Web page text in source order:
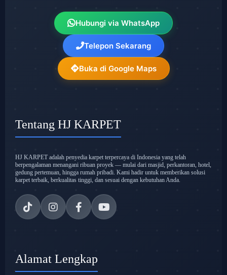
Hubungi via WhatsApp
Telepon Sekarang
Buka di Google Maps
Tentang HJ KARPET
HJ KARPET adalah penyedia karpet terpercaya di Indonesia yang telah
berpengalaman menangani ribuan proyek — mulai dari masjid, perkantoran, hotel,
gedung pertemuan, hingga rumah pribadi. Kami hadir untuk memberikan solusi
karpet terbaik, berkualitas tinggi, dan sesuai dengan kebutuhan Anda.
Alamat Lengkap